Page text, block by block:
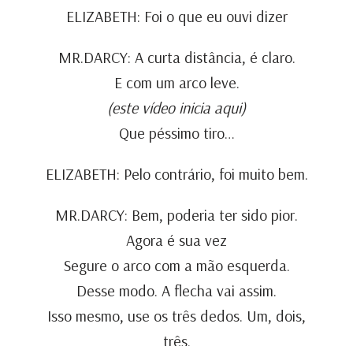
ELIZABETH: Foi o que eu ouvi dizer
MR.DARCY: A curta distância, é claro.
E com um arco leve.
(este vídeo inicia aqui)
Que péssimo tiro…
ELIZABETH: Pelo contrário, foi muito bem.
MR.DARCY: Bem, poderia ter sido pior.
Agora é sua vez
Segure o arco com a mão esquerda.
Desse modo. A flecha vai assim.
Isso mesmo, use os três dedos. Um, dois,
três.